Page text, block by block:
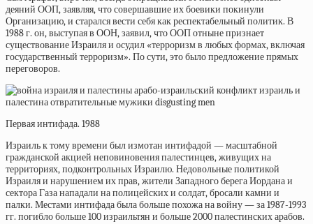
деяний ООП, заявляя, что совершавшие их боевики покинули
Организацию, и старался вести себя как респектабельный политик. В
1988 г. он, выступая в ООН,заявил, что ООП отныне признает
существование Израиля и осудил «терроризм в любых формах, включая
государственный терроризм». По сути, это было предложение прямых
переговоров.
Первая интифада. 1988
Израиль к тому времени был измотан интифадой — масштабной
гражданской акцией неповиновения палестинцев, живущих на
территориях, подконтрольных Израилю. Недовольные политикой
Израиля и нарушением их прав, жители Западного берега Иордана и
сектора Газа нападали на полицейских и солдат, бросали камни и
палки. Местами интифада была больше похожа на войну — за 1987-1993
гг. погибло больше 100 израильтян и больше 2000 палестинских арабов.